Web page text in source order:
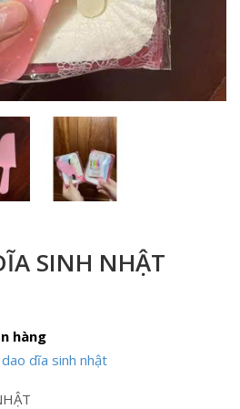
SINH NHẬT
hàng
dĩa sinh nhật